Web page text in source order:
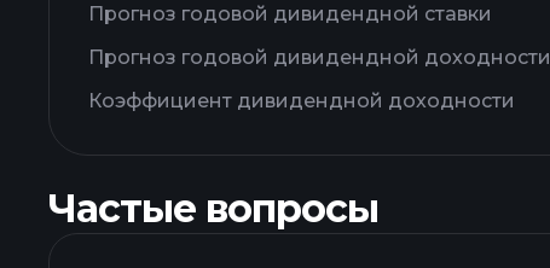
Прогноз годовой дивидендной ставки
Прогноз годовой дивидендной доходности
Коэффициент дивидендной доходности
Частые вопросы